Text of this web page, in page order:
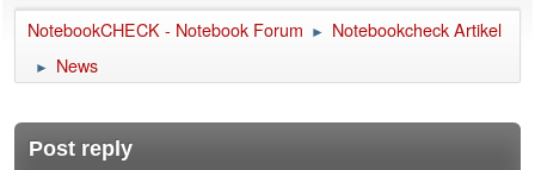
Forum
Impressum
NotebookCHECK - Notebook Forum ► Notebookcheck Artikel
► News
Post reply